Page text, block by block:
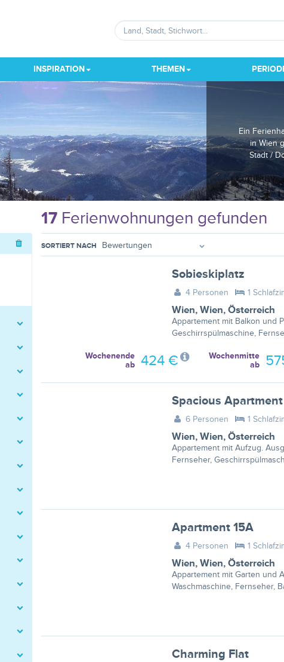
INSPIRATION THEMEN
Ein
in Wien
Stadt /
17Ferienwohnungen gefunden
SORTIERT NACH
Sobieskiplatz
4 Personen 1
Wien, Wien, Österreich
Appartement mit Balkon und
Geschirrspülmaschine,
Wochenmitte
ab
Wochenende
ab
424 €
Spacious Apartment
6 Personen 1
Wien, Wien, Österreich
Appartement mit Aufzug.
Fernseher,
Apartment 15A
4 Personen 1
Wien, Wien, Österreich
Appartement mit Garten und
Waschmaschine, Fernseher,
Charming Flat